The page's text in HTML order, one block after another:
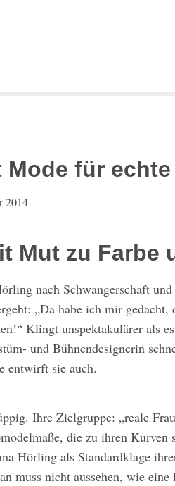
für echte
2014
Mut zu Farbe
nach Schwangerschaft
„Da habe ich mir gedacht,
Klingt unspektakulärer als
und Bühnendesignerin
entwirft sie auch.
Ihre Zielgruppe: „reale
die zu ihren Kurven
Hörling als Standardklage
muss nicht aussehen, wie